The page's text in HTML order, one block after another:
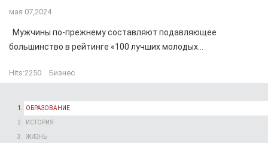
мая 07,2024
Мужчины по-прежнему составляют подавляющее
большинство в рейтинге «100 лучших молодых...
Hits:2250 Бизнес
ОБРАЗОВАНИЕ
ИСТОРИЯ
ЖИЗНЬ